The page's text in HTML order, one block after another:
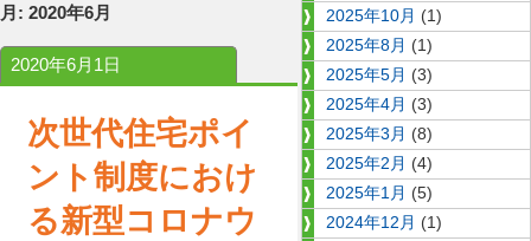
月: 2020年6月
2020年6月1日
次世代住宅ポイ
ント制度におけ
る新型コロナウ
2025年10月 (1)
2025年8月 (1)
2025年5月 (3)
2025年4月 (3)
2025年3月 (8)
2025年2月 (4)
2025年1月 (5)
2024年12月 (1)